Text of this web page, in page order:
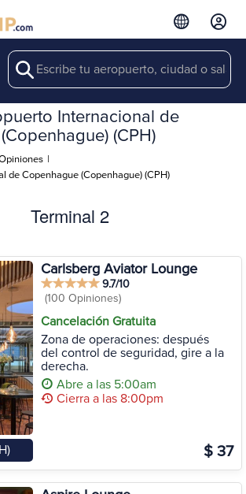
Search
Internacional de
(CPH)
|
de Copenhague (Copenhague) (CPH)
Terminal 2
Carlsberg Aviator Lounge
9.7/10
(100 Opiniones)
Cancelación Gratuita
Zona de operaciones: después
del control de seguridad, gire a la
derecha.
Abre a las 5:00am
Cierra a las 8:00pm
$ 37